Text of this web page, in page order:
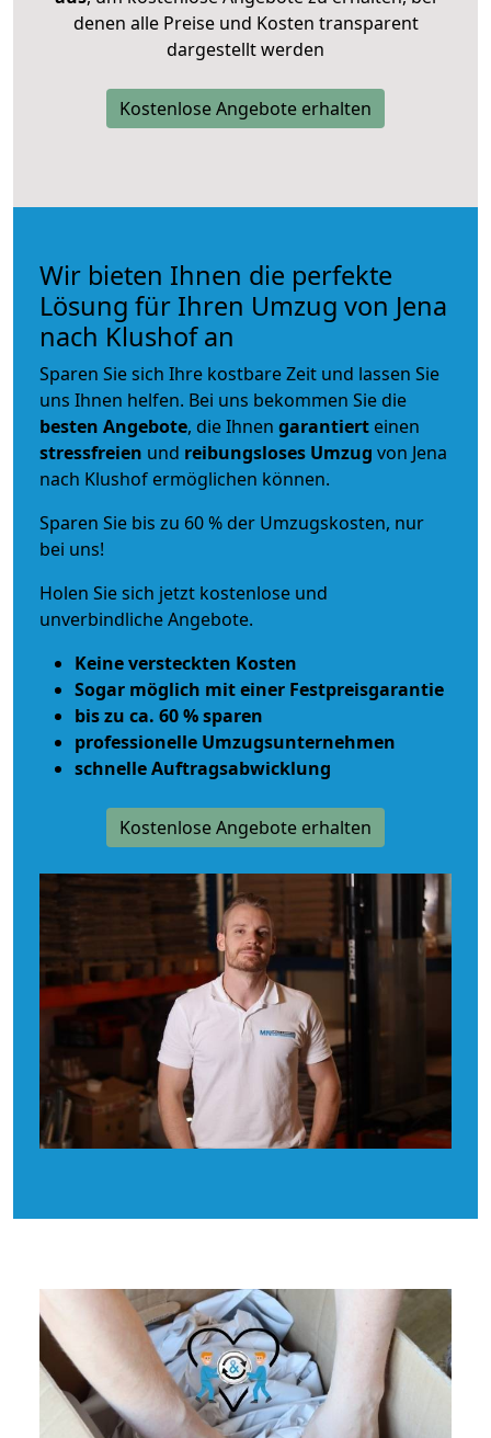
denen alle Preise und Kosten transparent
dargestellt werden
Kostenlose Angebote erhalten
Wir bieten Ihnen die perfekte
Lösung für Ihren Umzug von Jena
nach Klushof an
Sparen Sie sich Ihre kostbare Zeit und lassen Sie
uns Ihnen helfen. Bei uns bekommen Sie die
besten Angebote, die Ihnen garantiert einen
stressfreien und reibungsloses Umzug von Jena
nach Klushof ermöglichen können.
Sparen Sie bis zu 60 % der Umzugskosten, nur
bei uns!
Holen Sie sich jetzt kostenlose und
unverbindliche Angebote.
Keine versteckten Kosten
Sogar möglich mit einer Festpreisgarantie
bis zu ca. 60 % sparen
professionelle Umzugsunternehmen
schnelle Auftragsabwicklung
Kostenlose Angebote erhalten